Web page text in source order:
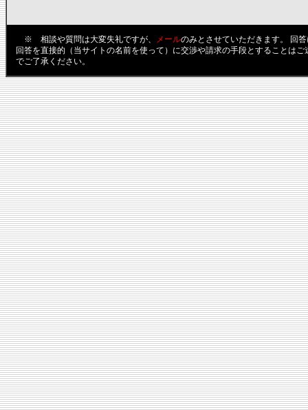
※ 相談や質問は大変失礼ですが、 メールのみとさせていただきます。 回
回答を直接的（当サイトの名前を使って）に交渉や請求の手段とすることは
でご了承ください。